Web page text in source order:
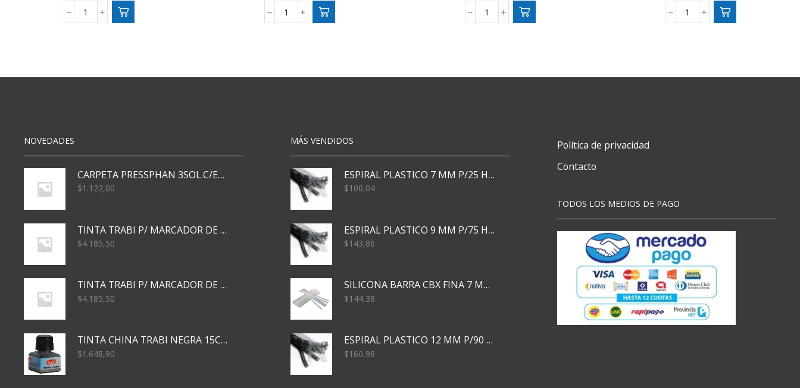
BLOCK
cantidad
BLOCK
LISO
BLOCK
HS
BLOCK
FLUO
NOVEDADES
CARPETA PRESSPHAN 3SOL.C/ELAST MARRON A4 P01A
$1.122,00
TINTA TRABI P/ MARCADOR DE PIZARRA x30ml AZUL
$4.185,50
TINTA TRABI P/ MARCADOR DE PIZARRA x30ml ROJO
$4.185,50
TINTA CHINA TRABI NEGRA 15CC TR3460
$1.648,90
MÁS VENDIDOS
ESPIRAL PLASTICO 7 MM P/25 HJS X50x3000
$100,04
ESPIRAL PLASTICO 9 MM P/75 HJS X50X2400
$143,86
SILICONA BARRA CBX FINA 7 MM 28 CM
$144,38
ESPIRAL PLASTICO 12 MM P/90 HJS X50X1500
$160,98
Política de privacidad
Contacto
TODOS LOS MEDIOS DE PAGO